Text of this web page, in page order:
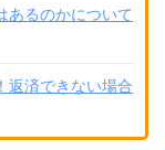
あるのかについて
返済できない場合